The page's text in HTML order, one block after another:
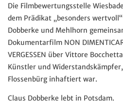
Die Filmbewertungsstelle
dem Prädikat „besonders
Dobberke und Mehlhorn
Dokumentarfilm NON
VERGESSEN über Vittore
Künstler und
Flossenbürg inhaftiert war.
Claus Dobberke lebt in Potsdam.